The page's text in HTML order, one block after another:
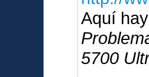
Aquí
5700